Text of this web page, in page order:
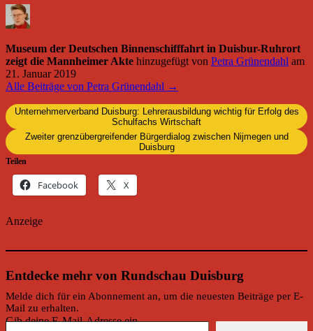
Museum der Deutschen Binnenschifffahrt in Duisbur-Ruhrort
zeigt die Mannheimer Akte hinzugefügt von Petra Grünendahl am
21. Januar 2019
Alle Beiträge von Petra Grünendahl →
Unternehmerverband Duisburg: Lehrerausbildung wichtig für Erfolg des
Schulfachs Wirtschaft
Zweiter grenzübergreifender Bürgerdialog zwischen Nijmegen und
Duisburg
Teilen
Facebook X
Anzeige
Entdecke mehr von Rundschau Duisburg
Melde dich für ein Abonnement an, um die neuesten Beiträge per E-
Mail zu erhalten.
Gib deine E-Mail-Adresse ein ...